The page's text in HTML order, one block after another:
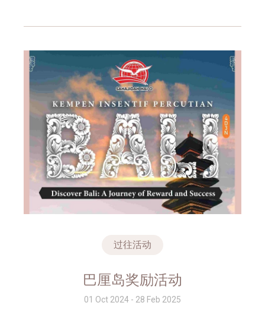
过往活动
巴厘岛奖励活动
01 Oct 2024 - 28 Feb 2025